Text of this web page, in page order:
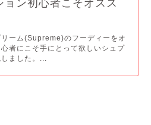
ン初心者こそオスス
ーム(Supreme)のフーディーをオ
者にこそ手にとって欲しいシュプ
ました。...